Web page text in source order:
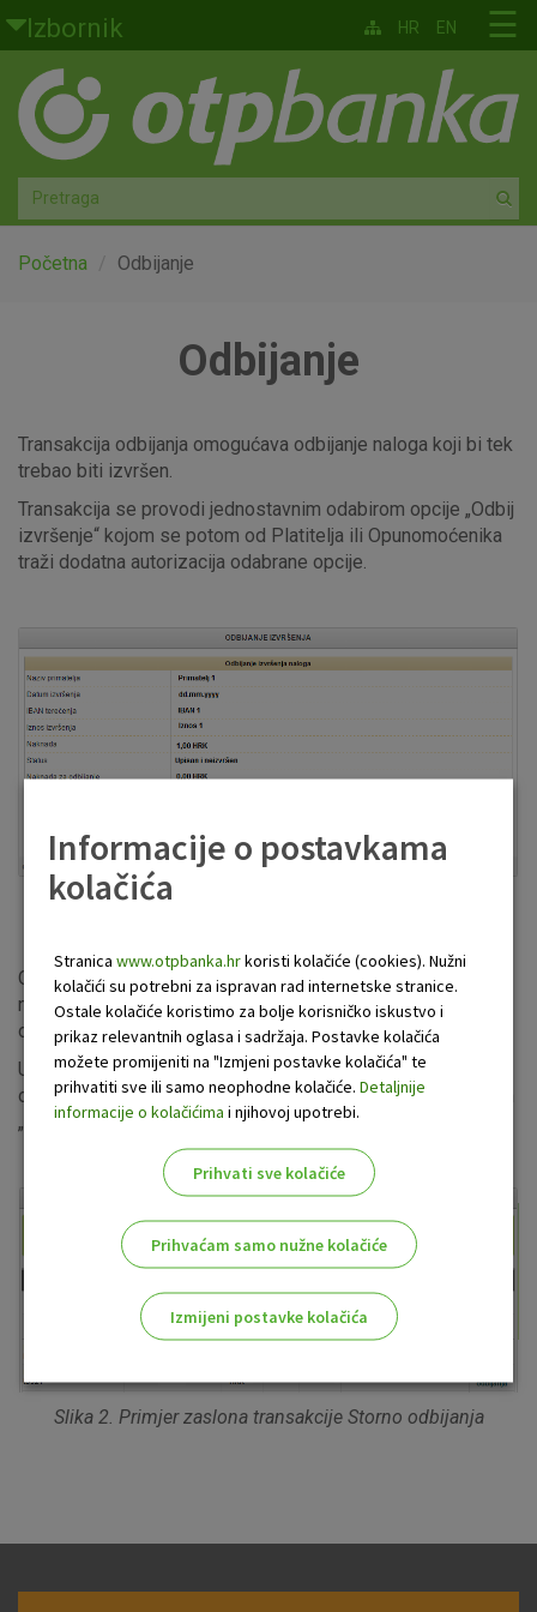
Skoči na glavni sadržaj
Izbornik
Građani
Privatno bankarstvo
Agro
Mala poduzeća i obrtnici
Faktoring
O nama
☰
HR EN
Početna Odbijanje
Odbijanje
Transakcija odbijanja omogućava odbijanje naloga koji bi tek
trebao biti izvršen.
Transakcija se provodi jednostavnim odabirom opcije „Odbij
izvršenje“ kojom se potom od Platitelja ili Opunomoćenika
traži dodatna autorizacija odabrane opcije.
Slika 1. Primjer zaslona transakcije Odbijanja izvršenja
Odbijanje naloga može se provoditi samo po pojedinom
nalogu, i ne oslobađa Platitelja od podmirivanja svojih
obveza prema Primatelju plaćanja.
Ukoliko Platitelj ili Opunomoćenik poželi odustati od
odbijanja naloga, isto je u mogućnosti napraviti transakcijom
„Storno odbijanja“ prije no što se nalog izvrši.
Slika 2. Primjer zaslona transakcije Storno odbijanja
Informacije o postavkama
kolačića
Stranica www.otpbanka.hrkoristi kolačiće (cookies). Nužni
kolačići su potrebni za ispravan rad internetske stranice.
Ostale kolačiće koristimo za bolje korisničko iskustvo i
prikaz relevantnih oglasa i sadržaja. Postavke kolačića
možete promijeniti na "Izmjeni postavke kolačića" te
prihvatiti sve ili samo neophodne kolačiće. Detaljnije
informacije o kolačićima i njihovoj upotrebi.
Prihvati sve kolačiće
Prihvaćam samo nužne kolačiće
Izmijeni postavke kolačića